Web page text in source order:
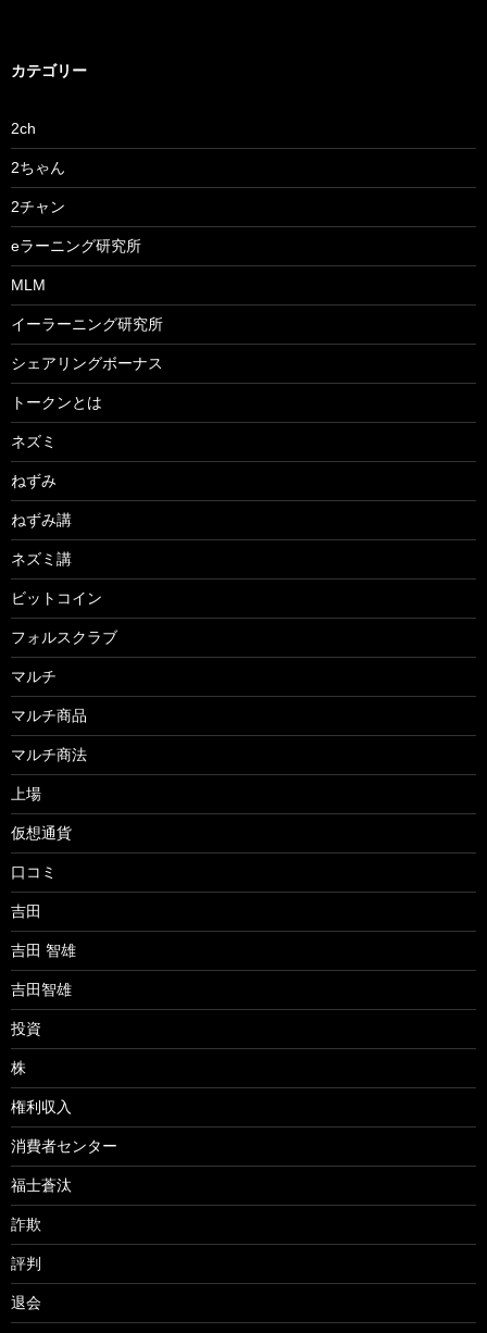
カテゴリー
2ch
2ちゃん
2チャン
eラーニング研究所
MLM
イーラーニング研究所
シェアリングボーナス
トークンとは
ネズミ
ねずみ
ねずみ講
ネズミ講
ビットコイン
フォルスクラブ
マルチ
マルチ商品
マルチ商法
上場
仮想通貨
口コミ
吉田
吉田 智雄
吉田智雄
投資
株
権利収入
消費者センター
福士蒼汰
詐欺
評判
退会